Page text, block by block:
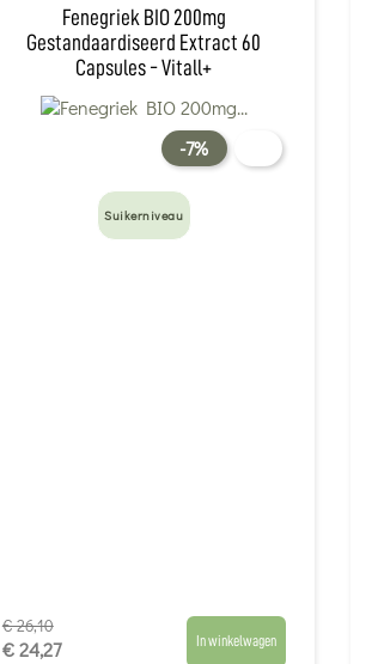
Fenegriek BIO 200mg
Gestandaardiseerd Extract 60
Capsules - Vitall+
-7%
Suikerniveau
€ 26,10
€ 24,27 In winkelwagen